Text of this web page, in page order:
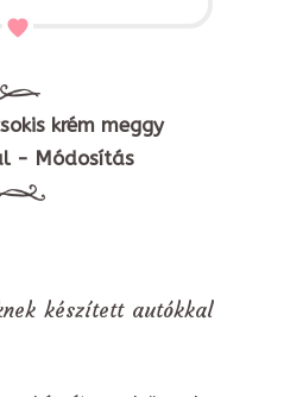
krém meggy
- Módosítás
készített autókkal